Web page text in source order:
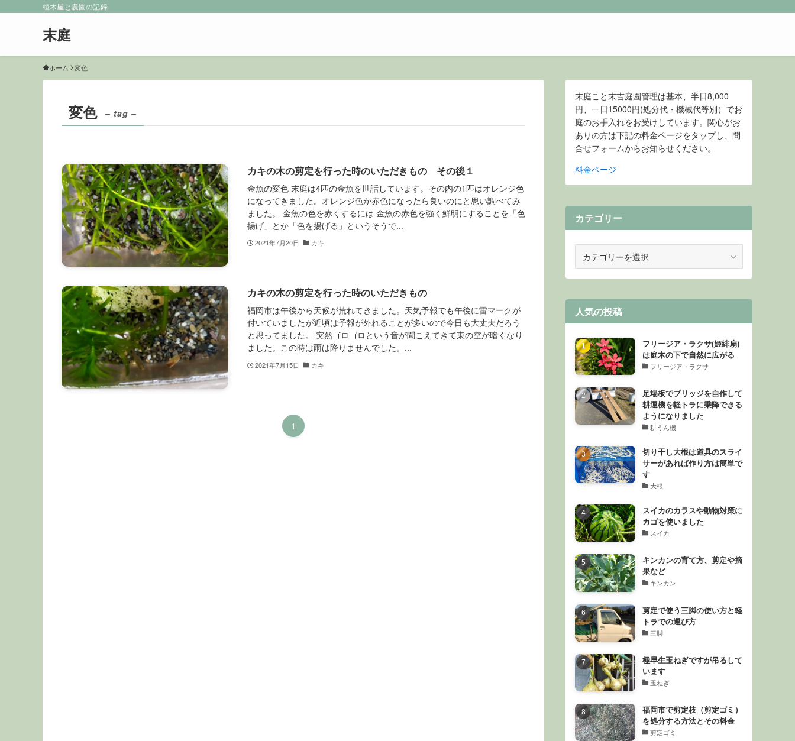
植木屋と農園の記録
末庭
ホーム 変色
変色 – tag –
カキの木の剪定を行った時のいただきもの その後１
金魚の変色 末庭は4匹の金魚を世話しています。その内の1匹はオレンジ色
になってきました。オレンジ色が赤色になったら良いのにと思い調べてみ
ました。 金魚の色を赤くするには 金魚の赤色を強く鮮明にすることを「色
揚げ」とか「色を揚げる」というそうで...
2021年7月20日 カキ
カキの木の剪定を行った時のいただきもの
福岡市は午後から天候が荒れてきました。天気予報でも午後に雷マークが
付いていましたが近頃は予報が外れることが多いので今日も大丈夫だろう
と思ってました。 突然ゴロゴロという音が聞こえてきて東の空が暗くなり
ました。この時は雨は降りませんでした。...
2021年7月15日 カキ
1
末庭こと末吉庭園管理は基本、半日8,000
円、一日15000円(処分代・機械代等別）でお
庭のお手入れをお受けしています。関心がお
ありの方は下記の料金ページをタップし、問
合せフォームからお知らせください。
料金ページ
カテゴリー
ゴ
ー
人気の投稿
フリージア・ラクサ(姫緋扇)
は庭木の下で自然に広がる
フリージア・ラクサ
足場板でブリッジを自作して
耕運機を軽トラに乗降できる
ようになりました
耕うん機
切り干し大根は道具のスライ
サーがあれば作り方は簡単で
す
大根
スイカのカラスや動物対策に
カゴを使いました
スイカ
キンカンの育て方、剪定や摘
果など
キンカン
剪定で使う三脚の使い方と軽
トラでの運び方
三脚
極早生玉ねぎですが吊るして
います
玉ねぎ
福岡市で剪定枝（剪定ゴミ）
を処分する方法とその料金
剪定ゴミ